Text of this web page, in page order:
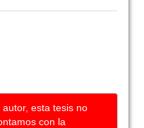
esta tesis no
con la